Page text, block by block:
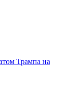
Трампа на